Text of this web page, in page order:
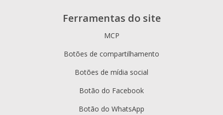
Ferramentas do site
MCP
Botões de compartilhamento
Botões de mídia social
Botão do Facebook
Botão do WhatsApp